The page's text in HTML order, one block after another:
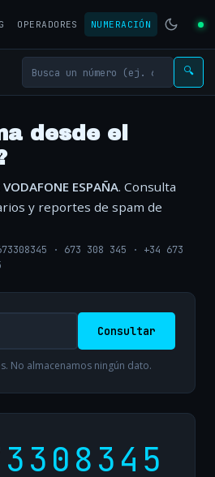
OPERADORES NUMERACIÓN
🔍
desde el
VODAFONE ESPAÑA. Consulta
y reportes de spam de
· 673 308 345 · +34 673
Consultar
No almacenamos ningún dato.